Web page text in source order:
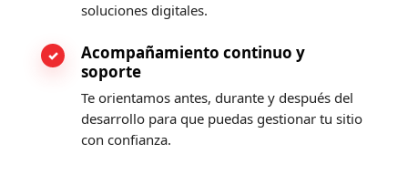
soluciones digitales.
Acompañamiento continuo y
soporte
Te orientamos antes, durante y después del
desarrollo para que puedas gestionar tu sitio
con confianza.